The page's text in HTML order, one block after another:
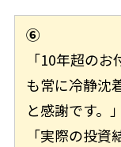
⑥
「10年超の
も常に冷静沈
と感謝です。」
「実際の投資